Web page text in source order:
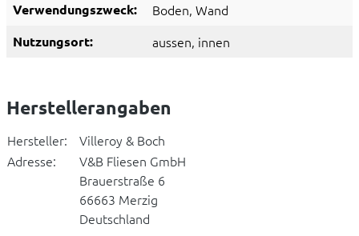
Verwendungszweck: Boden, Wand
Nutzungsort: aussen, innen
Herstellerangaben
Hersteller:
Villeroy & Boch
Adresse:
V&B Fliesen GmbH
Brauerstraße 6
66663 Merzig
Deutschland